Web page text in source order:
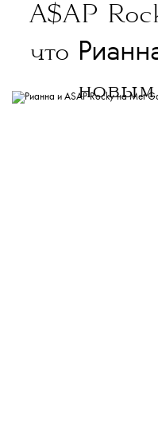
A$AP
что
новым